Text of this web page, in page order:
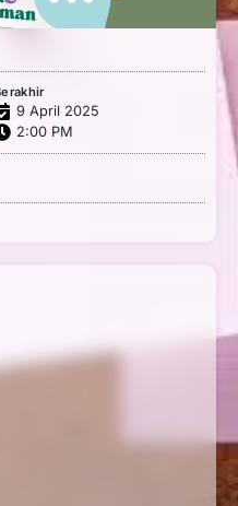
9 April 2025
2:00 PM